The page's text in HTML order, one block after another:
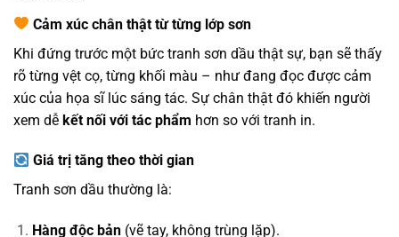
Cảm xúc chân thật từ từng lớp sơn
Khi đứng trước một bức tranh sơn dầu thật sự, bạn sẽ thấy
rõ từng vệt cọ, từng khối màu – như đang đọc được cảm
xúc của họa sĩ lúc sáng tác. Sự chân thật đó khiến người
xem dễ kết nối với tác phẩm hơn so với tranh in.
Giá trị tăng theo thời gian
Tranh sơn dầu thường là:
Hàng độc bản(vẽ tay, không trùng lặp).